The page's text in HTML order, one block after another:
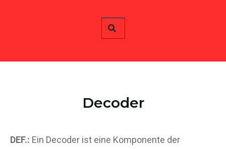
Decoder
DEF.: Ein Decoder ist eine Komponente der